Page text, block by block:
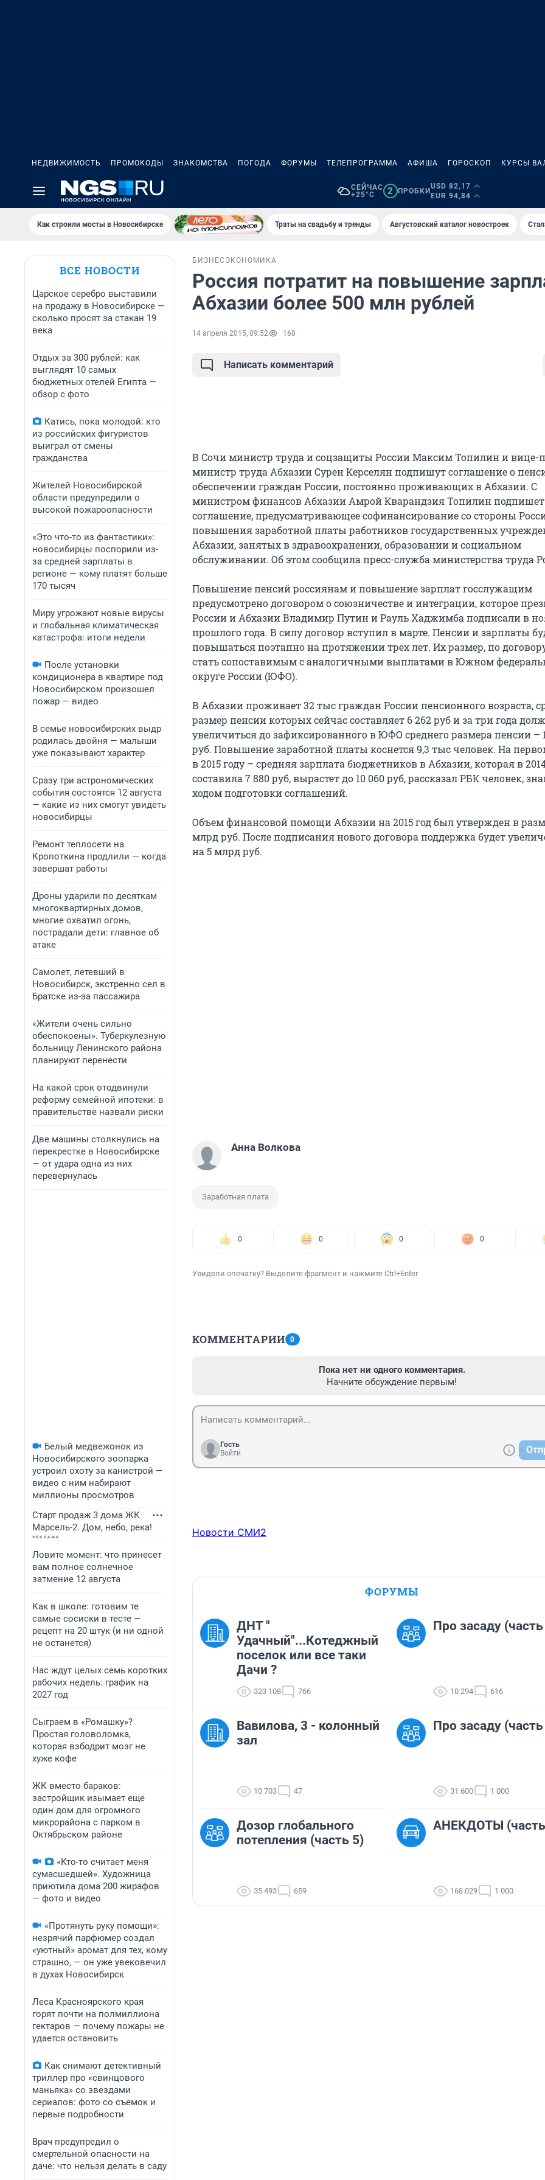
НЕДВИЖИМОСТЬ ПРОМОКОДЫ ЗНАКОМСТВА ПОГОДА ФОРУМЫ ТЕЛЕПРОГРАММА АФИША ГОРОСКОП КУРСЫ
СЕЙЧАС
+25°C
2 ПРОБКИ
USD 82,17
EUR 94,84
Как строили мосты в Новосибирске Траты на свадьбу и тренды Августовский каталог новостроек
ВСЕ НОВОСТИ
Царское серебро выставили
на продажу в Новосибирске —
сколько просят за стакан 19
века
Отдых за 300 рублей: как
выглядят 10 самых
бюджетных отелей Египта —
обзор с фото
Катись, пока молодой: кто
из российских фигуристов
выиграл от смены
гражданства
Жителей Новосибирской
области предупредили о
высокой пожароопасности
«Это что-то из фантастики»:
новосибирцы поспорили из-
за средней зарплаты в
регионе — кому платят больше
170 тысяч
Миру угрожают новые вирусы
и глобальная климатическая
катастрофа: итоги недели
После установки
кондиционера в квартире под
Новосибирском произошел
пожар — видео
В семье новосибирских выдр
родилась двойня — малыши
уже показывают характер
Сразу три астрономических
события состоятся 12 августа
— какие из них смогут увидеть
новосибирцы
Ремонт теплосети на
Кропоткина продлили — когда
завершат работы
Дроны ударили по десяткам
многоквартирных домов,
многие охватил огонь,
пострадали дети: главное об
атаке
Самолет, летевший в
Новосибирск, экстренно сел в
Братске из-за пассажира
«Жители очень сильно
обеспокоены». Туберкулезную
больницу Ленинского района
планируют перенести
На какой срок отодвинули
реформу семейной ипотеки: в
правительстве назвали риски
Две машины столкнулись на
перекрестке в Новосибирске
— от удара одна из них
перевернулась
Белый медвежонок из
Новосибирского зоопарка
устроил охоту за канистрой —
видео с ним набирают
миллионы просмотров
Старт продаж 3 дома ЖК
Марсель-2. Дом, небо, река!
Ловите момент: что принесет
вам полное солнечное
затмение 12 августа
Как в школе: готовим те
самые сосиски в тесте —
рецепт на 20 штук (и ни одной
не останется)
Нас ждут целых семь коротких
рабочих недель: график на
2027 год
Сыграем в «Ромашку»?
Простая головоломка,
которая взбодрит мозг не
хуже кофе
ЖК вместо бараков:
застройщик изымает еще
один дом для огромного
микрорайона с парком в
Октябрьском районе
«Кто-то считает меня
сумасшедшей». Художница
приютила дома 200 жирафов
— фото и видео
«Протянуть руку помощи»:
незрячий парфюмер создал
«уютный» аромат для тех, кому
страшно, — он уже увековечил
в духах Новосибирск
Леса Красноярского края
горят почти на полмиллиона
гектаров — почему пожары не
удается остановить
Как снимают детективный
триллер про «свинцового
маньяка» со звездами
сериалов: фото со съемок и
первые подробности
Врач предупредил о
смертельной опасности на
даче: что нельзя делать в саду
БИЗНЕС ЭКОНОМИКА
Россия потратит на повышение
Абхазии более 500 млн рублей
14 апреля 2015, 09:52 168
Написать комментарий
В Сочи министр труда и соцзащиты России Максим Топилин и вице-
министр труда Абхазии Сурен Керселян подпишут соглашение о
обеспечении граждан России, постоянно проживающих в Абхазии. С
министром финансов Абхазии Амрой Кварандзия Топилин подпишет
соглашение, предусматривающее софинансирование со стороны
повышения заработной платы работников государственных
Абхазии, занятых в здравоохранении, образовании и социальном
обслуживании. Об этом сообщила пресс-служба министерства труда
Повышение пенсий россиянам и повышение зарплат госслужащим
предусмотрено договором о союзничестве и интеграции, которое
России и Абхазии Владимир Путин и Рауль Хаджимба подписали в
прошлого года. В силу договор вступил в марте. Пенсии и зарплаты
повышаться поэтапно на протяжении трех ​лет. Их размер, по
стать сопоставимым с аналогичными выплатами в Южном
округе России (ЮФО).
В Абхазии проживает 32 тыс граждан России пенсионного возраста,
размер пенсии которых сейчас составляет 6 262 руб и за три года
увеличиться до зафиксированного в ЮФО среднего размера пенсии –
руб. Повышение заработной платы коснется 9,3 тыс человек. На
в 2015 году – средняя зарплата бюджетников в Абхазии, которая в
составила 7 880 руб, вырастет до 10 060 руб, рассказал РБК человек,
ходом подготовки соглашений.
Объем финансовой помощи Абхазии на 2015 год был утвержден в
млрд руб. После подписания нового договора поддержка будет
на 5 млрд руб.
Анна Волкова
Заработная плата
0 0 0 0
Увидели опечатку? Выделите фрагмент и нажмите Ctrl+Enter
КОММЕНТАРИИ 0
Пока нет ни одного комментария.
Начните обсуждение первым!
Гость
Войти
Новости СМИ2
ФОРУМЫ
ДНТ "
Удачный"...Котеджный
поселок или все таки
Дачи ?
323 108 766
Про засаду
10 294 616
Вавилова, 3 - колонный
зал
10 703 47
Про засаду
31 600 1 000
Дозор глобального
потепления (часть 5)
35 493 659
АНЕКДОТЫ
168 029 1 000